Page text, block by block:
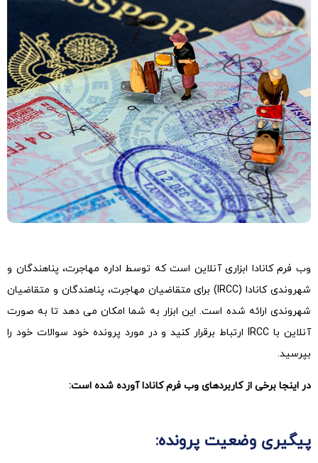
وب فرم کانادا ابزاری آنلاین است که توسط اداره مهاجرت، پناهندگان و
شهروندی کانادا (IRCC) برای متقاضیان مهاجرت، پناهندگان و متقاضیان
شهروندی ارائه شده است. این ابزار به شما امکان می دهد تا به صورت
آنلاین با IRCC ارتباط برقرار کنید و در مورد پرونده خود سوالات خود را
بپرسید.
در اینجا برخی از کاربردهای وب فرم کانادا آورده شده است:
پیگیری وضعیت پرونده: